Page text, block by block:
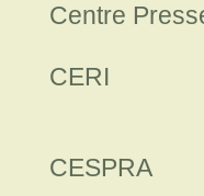
Centre
CERI
CESPRA